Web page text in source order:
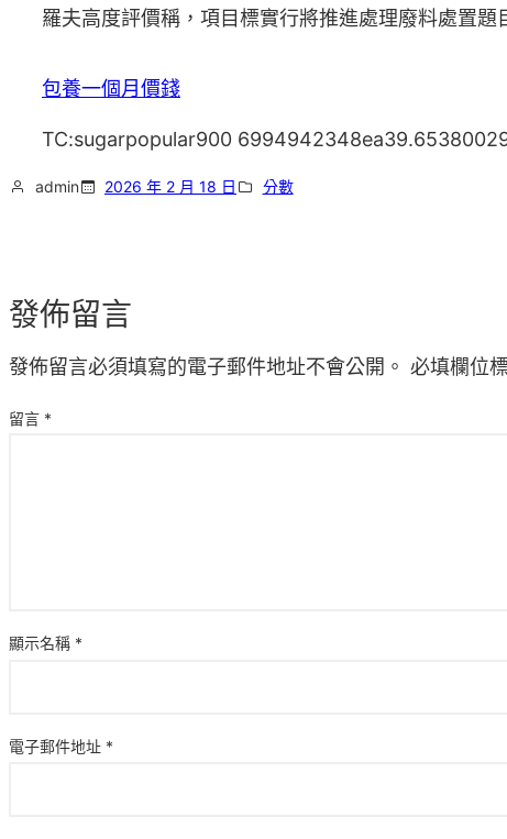
羅夫高度評價稱，項目標實行將推進處理廢料處置
包養一個月價錢
TC:sugarpopular900
admin 2026 年 2 月 18 日 分數
發佈留言
發佈留言必須填寫的電子郵件地址不會公開。 必填欄位
留言 *
顯示名稱 *
電子郵件地址 *